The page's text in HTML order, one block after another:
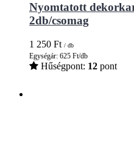
Nyomtatott
2db/csomag
1 250 Ft / db
Egységár: 625 Ft/db
Hűségpont: 12 pont